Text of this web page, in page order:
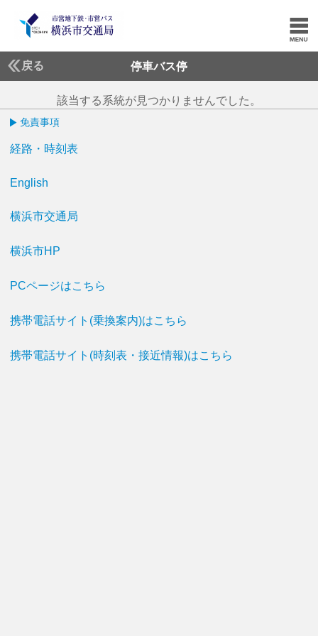
戻る 停車バス停
該当する系統が見つかりませんでした。
免責事項
経路・時刻表
English
横浜市交通局
横浜市HP
PCページはこちら
携帯電話サイト(乗換案内)はこちら
携帯電話サイト(時刻表・接近情報)はこちら